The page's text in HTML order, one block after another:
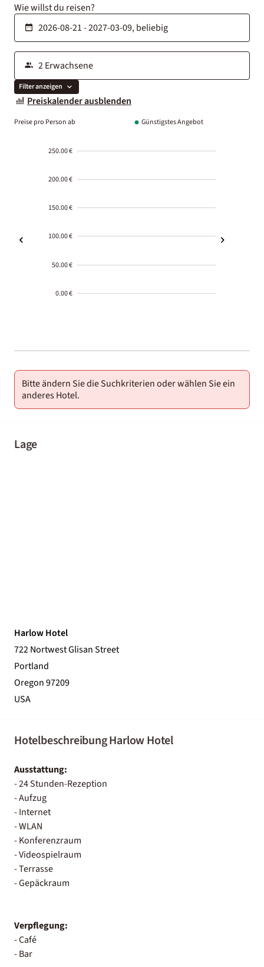
Wie willst du reisen?
Filter anzeigen
Preiskalender ausblenden
Preise pro Person ab Günstigstes Angebot
250.00 €
200.00 €
150.00 €
100.00 €
50.00 €
0.00 €
01-02
Bitte ändern Sie die Suchkriterien oder wählen Sie ein
anderes Hotel.
Lage
Harlow Hotel
722 Nortwest Glisan Street
Portland
Oregon 97209
USA
Hotelbeschreibung Harlow Hotel
Ausstattung:
- 24 Stunden-Rezeption
- Aufzug
- Internet
- WLAN
- Konferenzraum
- Videospielraum
- Terrasse
- Gepäckraum
Verpflegung:
- Café
- Bar